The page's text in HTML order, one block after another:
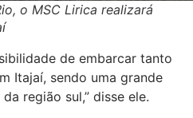
o MSC Lirica realizará
de embarcar tanto
Itajaí, sendo uma grande
região sul,” disse ele.